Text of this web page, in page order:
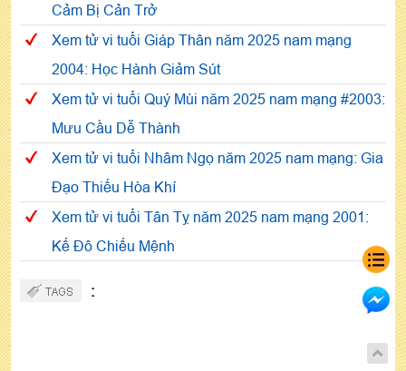
Cảm Bị Cản Trở
Xem tử vi tuổi Giáp Thân năm 2025 nam mạng
2004: Học Hành Giảm Sút
Xem tử vi tuổi Quý Mùi năm 2025 nam mạng #2003:
Mưu Cầu Dễ Thành
Xem tử vi tuổi Nhâm Ngọ năm 2025 nam mạng: Gia
Đạo Thiếu Hòa Khí
Xem tử vi tuổi Tân Tỵ năm 2025 nam mạng 2001:
Kế Đô Chiếu Mệnh
: